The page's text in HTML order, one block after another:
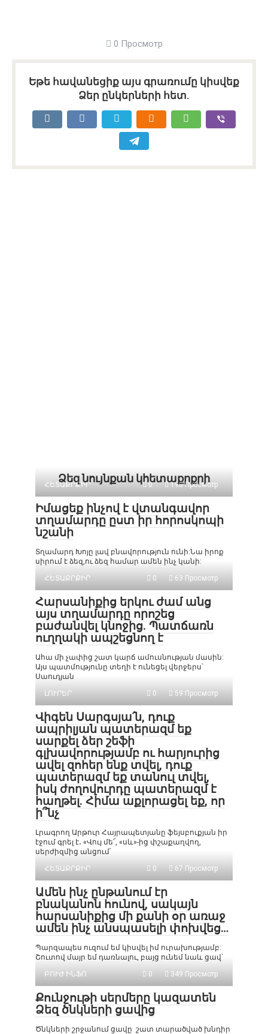
0 Просмотр
Եթե հավանեցիք այս գրառումը կիսվեք
Ձեր ընկերների հետ.
Ձեզ նույնքան կհետաքրքրի
ՀԵՏԱՔՐՔԻՐ 0 190 Просмотр
Իմացեք ինչով է վտանգավոր
տղամարդը ըստ իր հորոսկոպի
նշանի
Տղամարդ Խոյը լավ բնավորություն ունի:Նա իրոք
սիրում է ձեզ,ու ձեզ համար ամեն ինչ կանի:
ՀԵՏԱՔՐՔԻՐ
0 63 Просмотр
Հարսանիքից երկու ժամ անց
այս տղամարդը որոշեց
բաժանվել կնոջից. Պատճառն
ուղղակի ապշեցնող է
Ահա մի չափից շատ կարճ ամուսնության մասին:
Այս պատմությունը տեղի է ունեցել վերջերս՝
Սաուդյան
ԼՈՒՐԵՐ
0 59 Просмотр
Վիգեն Սարգսյա՛ն, դուք
ապրիլյան պատերազմ եք
սարքել ձեր շեֆի
գլխավորությամբ ու հարյուրից
ավել զոհեր ենք տվել, դուք
պատերազմ եք տանուլ տվել,
իսկ ժողովուրդը պատերազմ է
հաղթել. Հիմա աքլորացել եք, որ
ի՞նչ
Լրագրող Արթուր Հայրապետյանը ֆեյսբուքյան իր
էջում գրել է․ «Վույ մե՜, «սև»-ից փշաքաղվող,
սերժիզմից անցում՝
ՀԵՏԱՔՐՔԻՐ
0 67 Просмотр
Ամեն ինչ ընթանում էր
բնականոն հունով, սակայն
հարսանիքից մի քանի օր առաջ
ամեն ինչ անսպասելի փոխվեց…
Պարզապես ուզում եմ կիսվել իմ ուրախությամբ:
Շուտով մայր եմ դառնալու, բայց ունեմ նաև ցավ՝
ԲՈՒԺ ԻՆՖՈ
0 349 Просмотр
Քունջութի սերմերը կազատեն
Ձեզ ծնկների ցավից
Ծնկների շրջանում ցավը շատ տարածված խնդիր